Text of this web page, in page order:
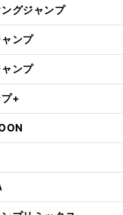
グジャンプ
ンプ
ンプ
+